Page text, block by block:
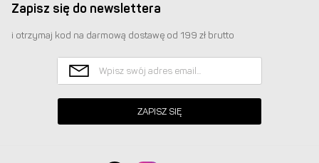
Zapisz się do newslettera
i otrzymaj kod na darmową dostawę od 199 zł brutto
ZAPISZ SIĘ